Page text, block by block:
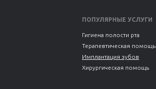
ПОПУЛЯРНЫЕ УСЛУГИ
Гигиена полости рта
Терапевтическая помощь
Имплантация зубов
Хирургическая помощь